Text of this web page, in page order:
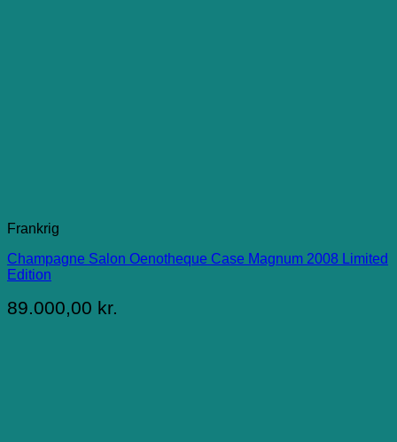
Frankrig
Champagne Salon Oenotheque Case Magnum 2008 Limited
Edition
89.000,00 kr.